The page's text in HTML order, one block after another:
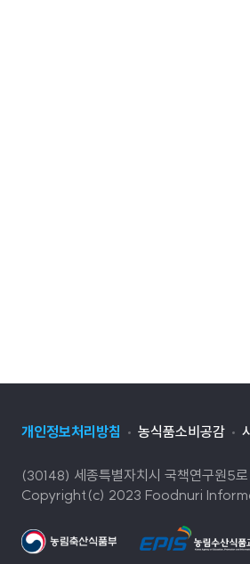
개인정보처리방침 농식품소비공감
(30148) 세종특별자치시 국책연구원
Copyright(c) 2023 Foodnuri